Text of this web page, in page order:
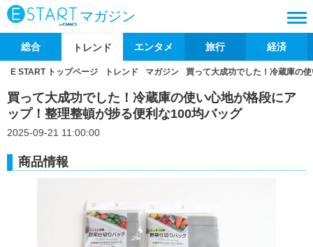
マガジン
総合 トレンド エンタメ 旅行 経済
E START トップページ トレンド マガジン 買って大成功でした！冷蔵庫の
買って大成功でした！冷蔵庫の使い心地が格段にア
ップ！整理整頓が捗る便利な100均バッグ
2025-09-21 11:00:00
商品情報